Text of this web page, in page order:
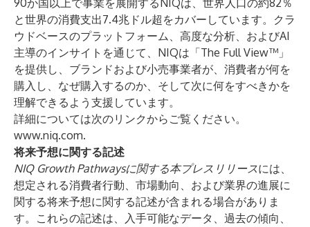
90か国以上で事業を展開するNIQは、世界人口の約82％
と世界の消費支出7.4兆ドル超をカバーしています。クラ
ウドベースのプラットフォーム、高度な分析、およびAI
主導のインサイトを通じて、NIQは「The Full View™」
を提供し、ブランドおよび小売事業者が、消費者が何を
購入し、なぜ購入するのか、そして次に何をすべきかを
理解できるよう支援しています。
詳細については次のリンクからご覧ください。
www.niq.com.
将来予想に関する記述
NIQ Growth Pathwaysに関する本プレスリリースには、
想定される消費者行動、市場動向、および業界の進展に
関する将来予想に関する記述が含まれる場合がありま
す。これらの記述は、入手可能なデータ、過去の傾向、